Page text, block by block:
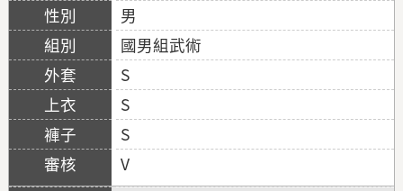
男
國男組武術
S
S
S
V